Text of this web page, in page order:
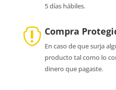
5 días hábiles.
 Compra
En caso de que surja
producto tal como lo
dinero que pagaste.